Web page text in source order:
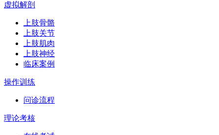
虚拟解剖
上肢骨骼
上肢关节
上肢肌肉
上肢神经
临床案例
操作训练
问诊流程
理论考核